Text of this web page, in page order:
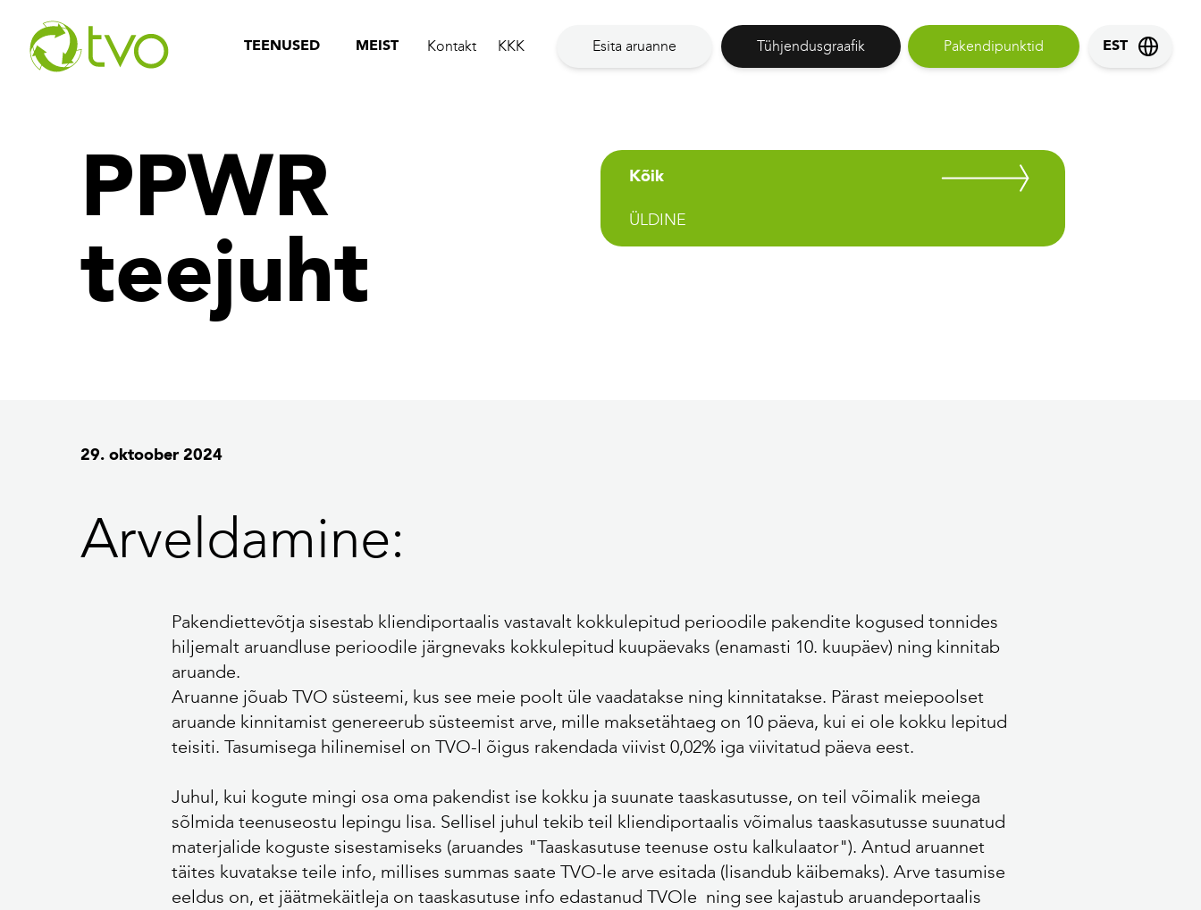
TEENUSED MEIST Kontakt KKK Esita aruanne Tühjendusgraafik Pakendipunktid EST
PPWR
teejuht
Kõik
ÜLDINE
29. oktoober 2024
Arveldamine:
Pakendiettevõtja sisestab kliendiportaalis vastavalt kokkulepitud perioodile pakendite kogused tonnides
hiljemalt aruandluse perioodile järgnevaks kokkulepitud kuupäevaks (enamasti 10. kuupäev) ning kinnitab
aruande.
Aruanne jõuab TVO süsteemi, kus see meie poolt üle vaadatakse ning kinnitatakse. Pärast meiepoolset
aruande kinnitamist genereerub süsteemist arve, mille maksetähtaeg on 10 päeva, kui ei ole kokku lepitud
teisiti. Tasumisega hilinemisel on TVO-l õigus rakendada viivist 0,02% iga viivitatud päeva eest.
Juhul, kui kogute mingi osa oma pakendist ise kokku ja suunate taaskasutusse, on teil võimalik meiega
sõlmida teenuseostu lepingu lisa. Sellisel juhul tekib teil kliendiportaalis võimalus taaskasutusse suunatud
materjalide koguste sisestamiseks (aruandes "Taaskasutuse teenuse ostu kalkulaator"). Antud aruannet
täites kuvatakse teile info, millises summas saate TVO-le arve esitada (lisandub käibemaks). Arve tasumise
eeldus on, et jäätmekäitleja on taaskasutuse info edastanud TVOle ning see kajastub aruandeportaalis